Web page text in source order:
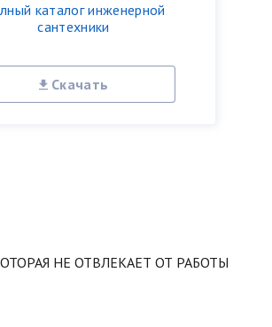
каталог инженерной
сантехники
Скачать
НЕ ОТВЛЕКАЕТ ОТ РАБОТЫ